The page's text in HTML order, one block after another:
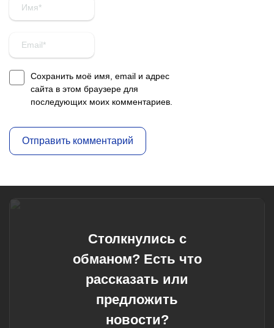
Сохранить моё имя, email и адрес
сайта в этом браузере для
последующих моих комментариев.
Столкнулись с
обманом? Есть что
рассказать или
предложить
новости?